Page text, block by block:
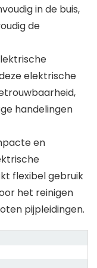
in de buis,
de
elektrische
handelingen
en
flexibel gebruik
het reinigen
pijpleidingen.